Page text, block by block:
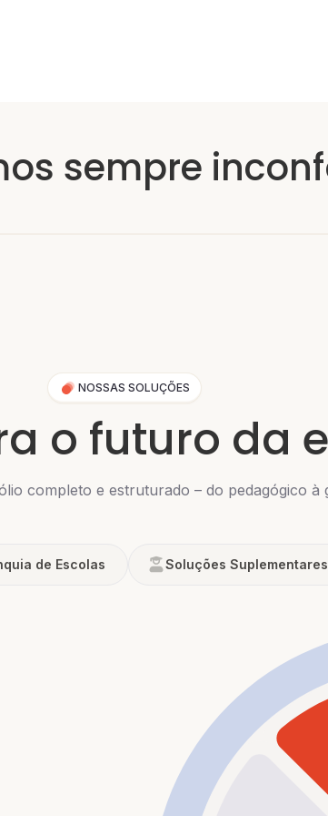
sempre
NOSSAS SOLUÇÕES
o futuro da
completo e estruturado – do pedagógico à
de Escolas Soluções Suplementares